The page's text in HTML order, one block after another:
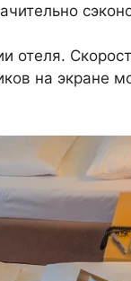
отеля.
на экране